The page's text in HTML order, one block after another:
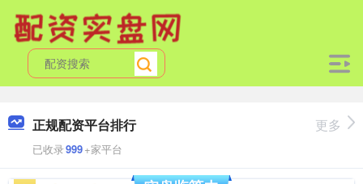
正规配资平台排行
已收录999+家平台
更多